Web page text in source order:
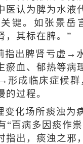
医认为脾为水液
键。如张景岳
其标在脾。”
指出脾肾亏虚→
瘀血、郁热等病
形成临床症候群
的过程。
变化场所痰浊为
“百病多因痰作祟
指出，痰浊之邪